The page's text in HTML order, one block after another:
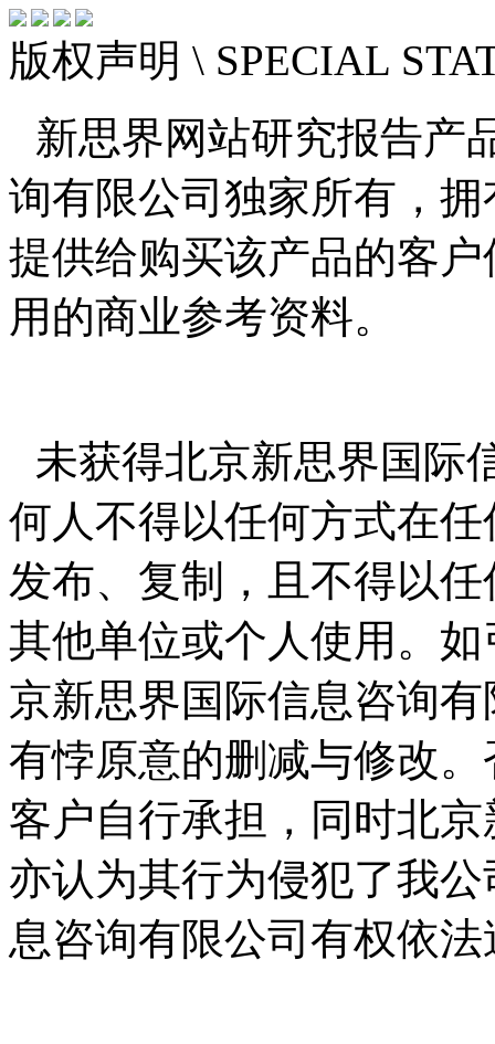
版权声明 \ SPECIAL
新思界网站研究报告产
询有限公司独家所有，
提供给购买该产品的客
用的商业参考资料。
未获得北京新思界国际
何人不得以任何方式在
发布、复制，且不得以
其他单位或个人使用。
京新思界国际信息咨询
有悖原意的删减与修改
客户自行承担，同时北
亦认为其行为侵犯了我
息咨询有限公司有权依